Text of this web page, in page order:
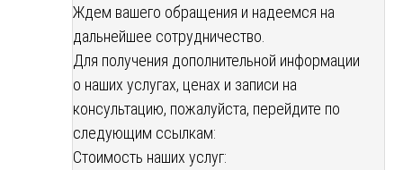
Ждем вашего обращения и надеемся на
дальнейшее сотрудничество.
Для получения дополнительной информации
о наших услугах, ценах и записи на
консультацию, пожалуйста, перейдите по
следующим ссылкам:
Стоимость наших услуг: